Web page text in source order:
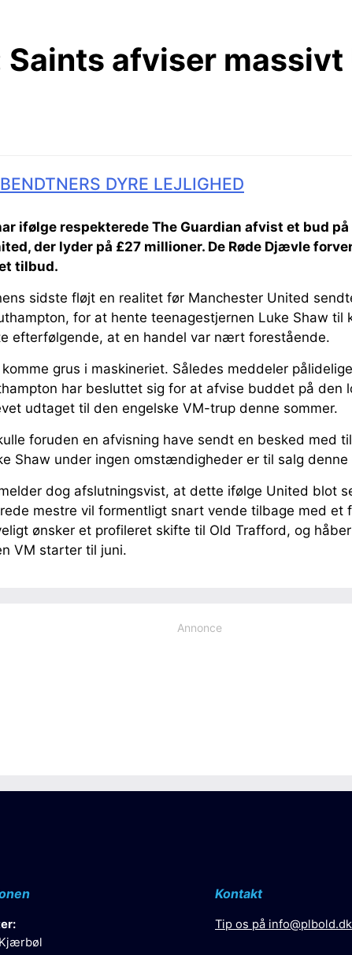
Saints afviser
DYRE LEJLIGHED
ifølge respekterede The Guardian afvist et bud på
der lyder på £27 millioner. De Røde Djævle
tilbud.
sidste fløjt en realitet før Manchester United
for at hente teenagestjernen Luke Shaw til
efterfølgende, at en handel var nært forestående.
grus i maskineriet. Således meddeler
har besluttet sig for at afvise buddet på den
udtaget til den engelske VM-trup denne sommer.
foruden en afvisning have sendt en besked med
Shaw under ingen omstændigheder er til salg denne
dog afslutningsvist, at dette ifølge United blot
mestre vil formentligt snart vende tilbage med et
ønsker et profileret skifte til Old Trafford, og
VM starter til juni.
Annonce
Kontakt
Tip os på info@plbold.dk